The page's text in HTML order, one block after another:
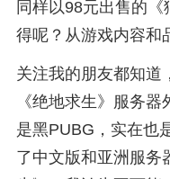
同样以98元出售的
得呢？从游戏内容和
关注我的朋友都知道
《绝地求生》服务
是黑PUBG，实在也
了中文版和亚洲服务